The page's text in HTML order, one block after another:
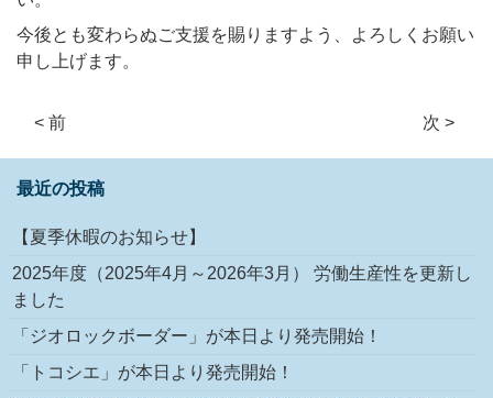
今後とも変わらぬご支援を賜りますよう、よろしくお願い
申し上げます。
< 前 次 >
最近の投稿
【夏季休暇のお知らせ】
2025年度（2025年4月～2026年3月） 労働生産性を更新し
ました
「ジオロックボーダー」が本日より発売開始！
「トコシエ」が本日より発売開始！